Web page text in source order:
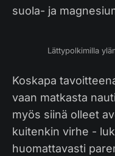
suola- ja
Lättypolkimilla
Koskapa
vaan matkasta
myös siinä olleet
kuitenkin virhe -
huomattavasti